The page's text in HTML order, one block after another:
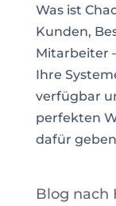
Was ist
Kunden,
Mitarbeiter
Ihre
verfügbar
perfekten
dafür
Blog nach